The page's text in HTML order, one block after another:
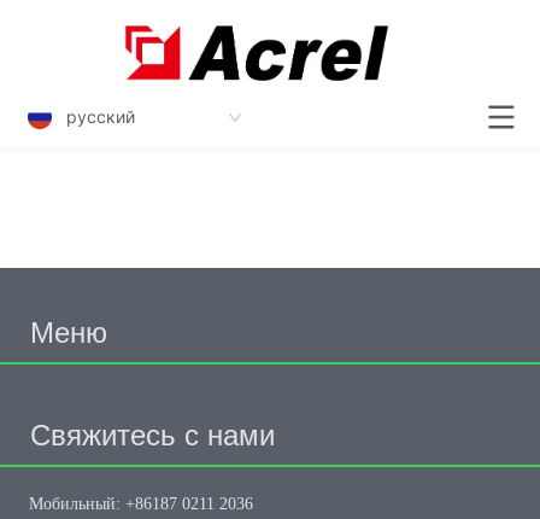
русский
Меню
Свяжитесь с нами
Мобильный: +86187 0211 2036